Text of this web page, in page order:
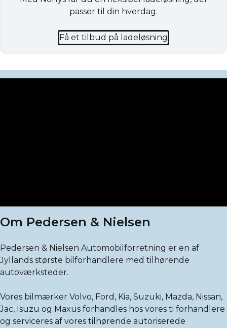
passer til din hverdag.
Få et tilbud på ladeløsning
Om Pedersen & Nielsen
Pedersen & Nielsen Automobilforretning er en af
Jyllands største bilforhandlere med tilhørende
autoværksteder.
Vores bilmærker Volvo, Ford, Kia, Suzuki, Mazda, Nissan,
Jac, Isuzu og Maxus forhandles hos vores ti forhandlere
og serviceres af vores tilhørende autoriserede